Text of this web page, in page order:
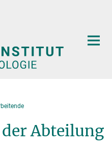
Abteilung